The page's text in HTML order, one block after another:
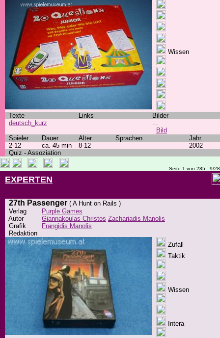
Wissen
Texte Links
Bilder
deutsch_kurz
...
Bild
Spieler
Dauer Alter Sprachen
Jahr
2-12
ca. 45 min 8-12
2002
Quiz - Assoziation
Seite 1 von 285 ..9/
EXPERTEN
27th Passenger ( A Hunt on Rails )
Verlag
Purple Games
Autor
Giannakoulas Christos Zachariadis Manolis
Grafik
Frangidis Manolis
Redaktion
Zufall
Taktik
Wissen
Intera